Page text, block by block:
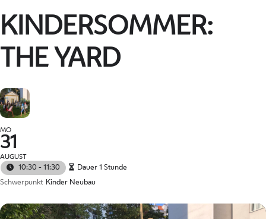
KINDERSOMMER:
THE YARD
MO
31
AUGUST
10:30 - 11:30
Dauer 1 Stunde
Schwerpunkt Kinder Neubau